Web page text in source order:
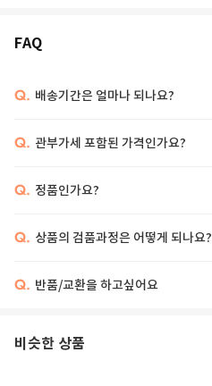
FAQ
Q. 배송기간은 얼마나 되나요?
Q. 관부가세 포함된 가격인가요?
Q. 정품인가요?
Q. 상품의 검품과정은 어떻게 되나요?
Q. 반품/교환을 하고싶어요
비슷한 상품